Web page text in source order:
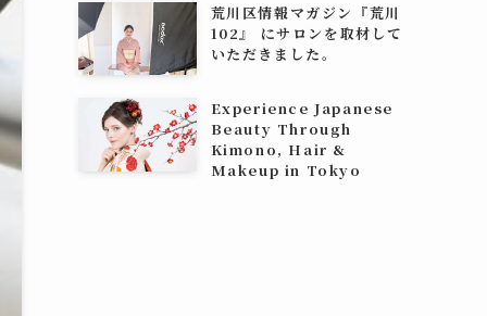
荒川区情報マガジン『荒川
102』 にサロンを取材して
いただきました。
Experience Japanese
Beauty Through
Kimono, Hair &
Makeup in Tokyo